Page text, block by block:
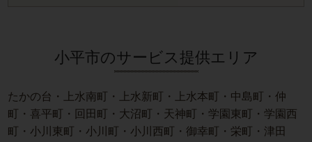
小平市のサービス提供エリア
たかの台・上水南町・上水新町・上水本町・中島町・仲
町・喜平町・回田町・大沼町・天神町・学園東町・学園西
町・小川東町・小川町・小川西町・御幸町・栄町・津田